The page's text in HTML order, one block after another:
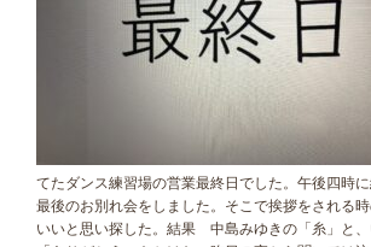
てたダンス練習場の営業最終日でした。午後四時
最後のお別れ会をしました。そこで挨拶をされる
いいと思い探した。結果 中島みゆきの「糸」と